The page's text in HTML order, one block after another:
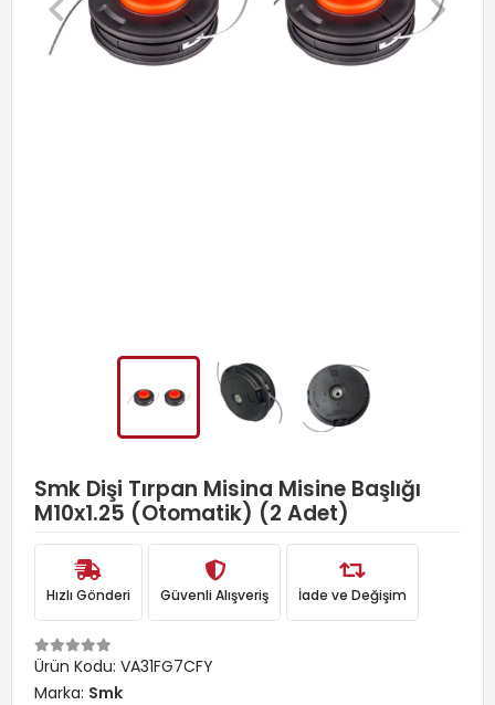
Smk Dişi Tırpan Misina Misine Başlığı
M10x1.25 (Otomatik) (2 Adet)
Hızlı Gönderi Güvenli Alışveriş İade ve Değişim
Ürün Kodu: VA31FG7CFY
Marka: Smk